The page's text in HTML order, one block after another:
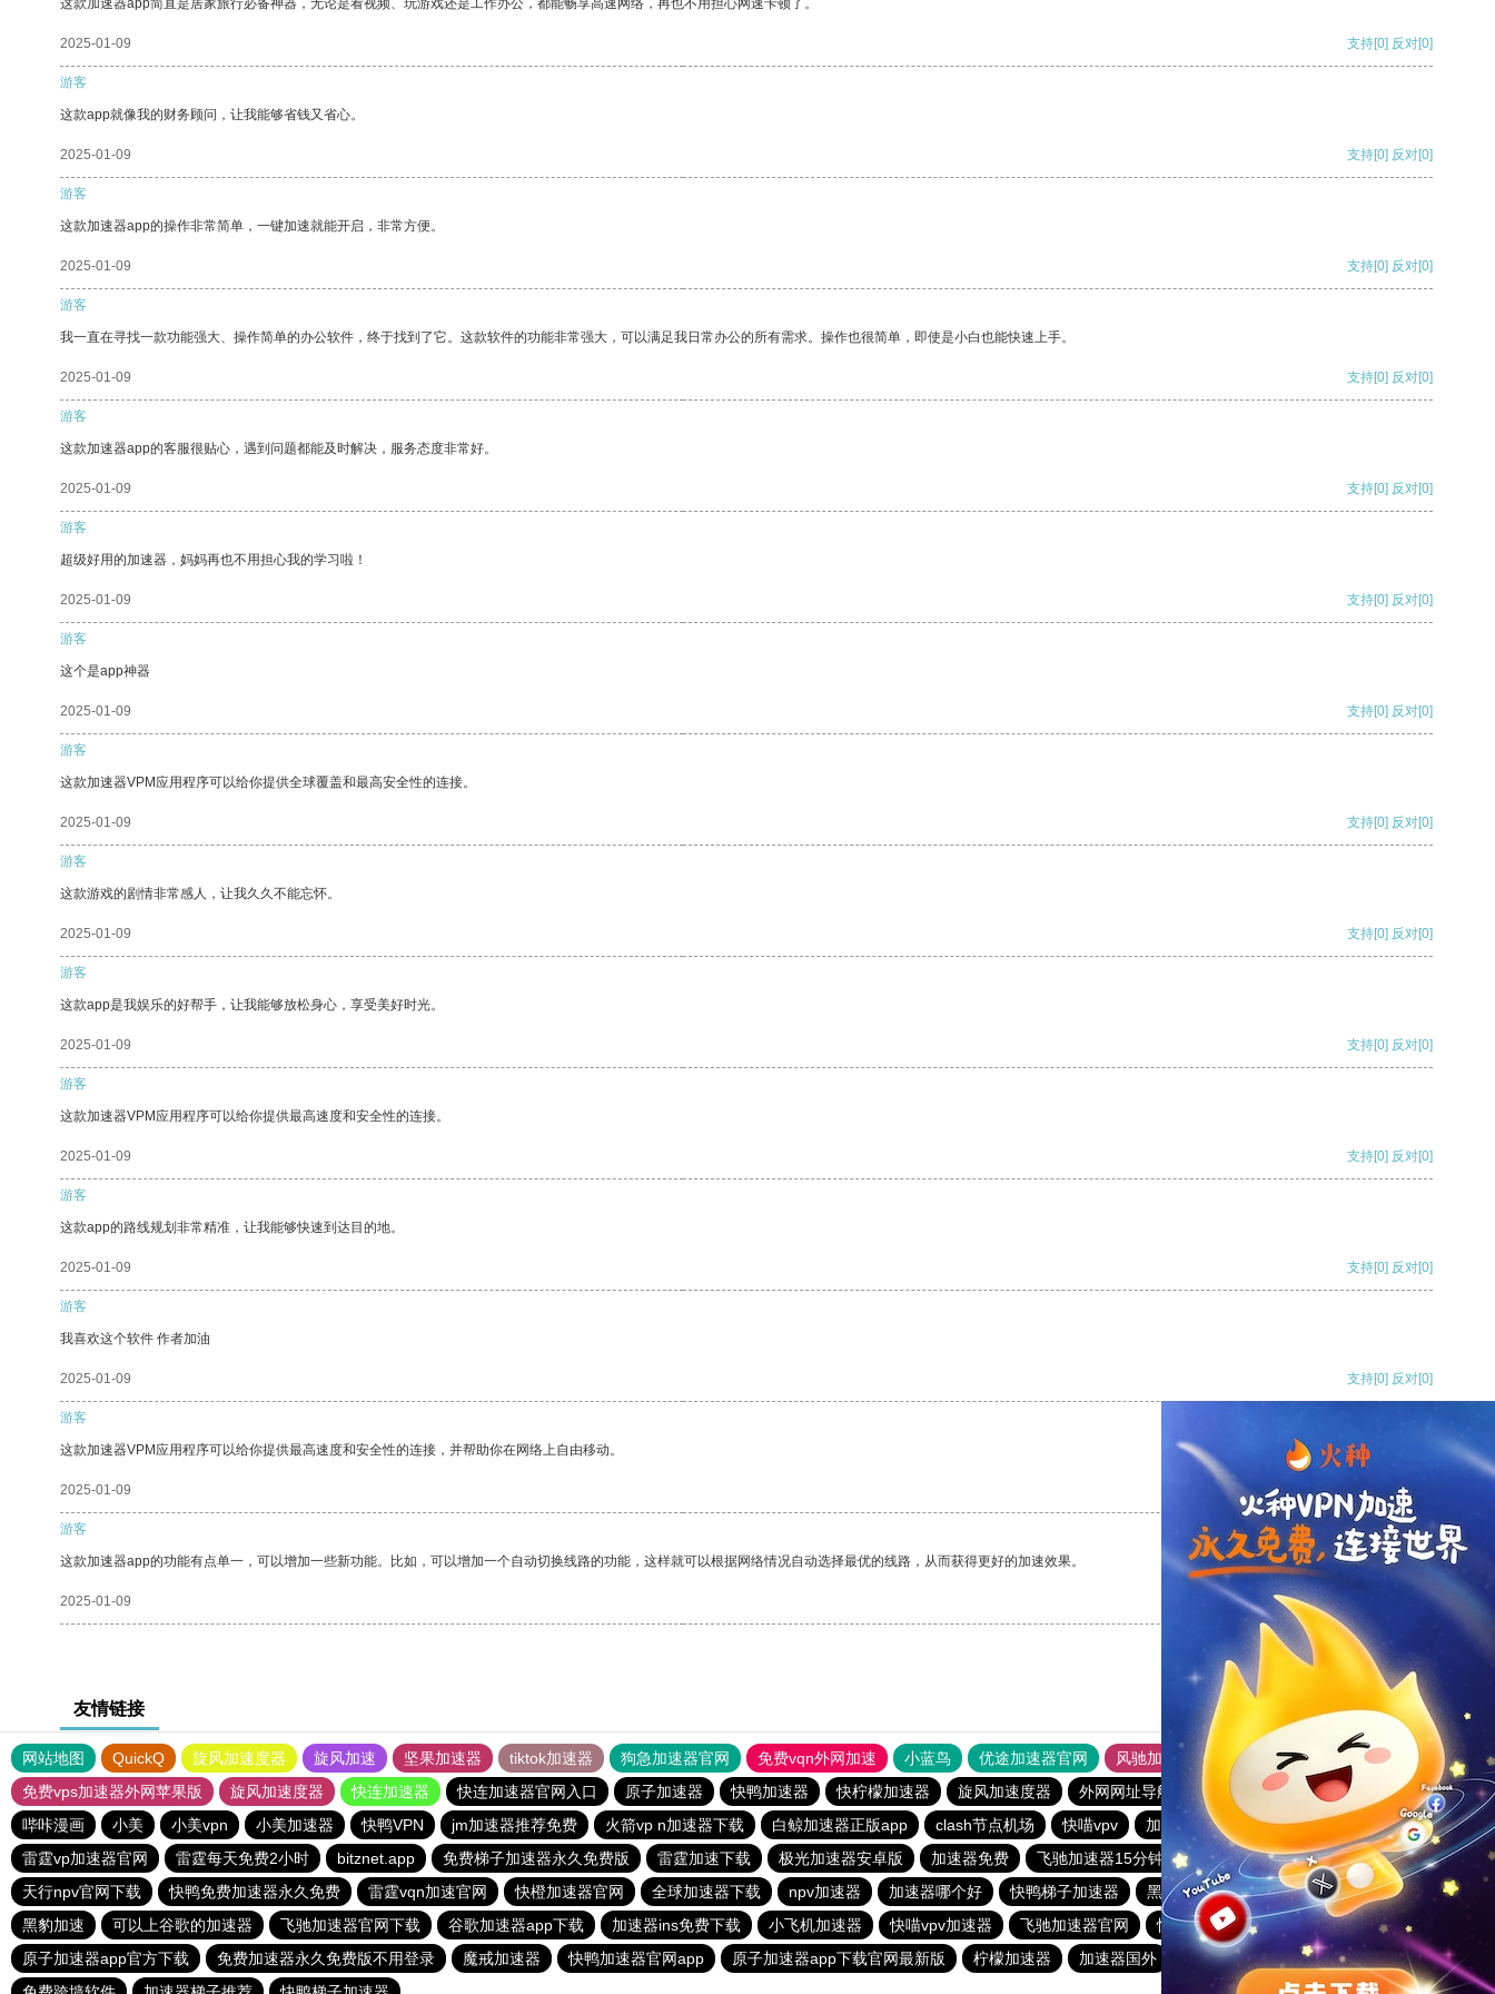
这款加速器app简直是居家旅行必备神器，无论是看视频、玩游戏还是工作办公，都能畅享高速网络，再也不用担心网速卡顿了。
2025-01-09 支持[0] 反对[0]
游客
这款app就像我的财务顾问，让我能够省钱又省心。
2025-01-09 支持[0] 反对[0]
游客
这款加速器app的操作非常简单，一键加速就能开启，非常方便。
2025-01-09 支持[0] 反对[0]
游客
我一直在寻找一款功能强大、操作简单的办公软件，终于找到了它。这款软件的功能非常强大，可以满足我日常办公的所有需求。操作也很简单，即使是小白也能快速上手。
2025-01-09 支持[0] 反对[0]
游客
这款加速器app的客服很贴心，遇到问题都能及时解决，服务态度非常好。
2025-01-09 支持[0] 反对[0]
游客
超级好用的加速器，妈妈再也不用担心我的学习啦！
2025-01-09 支持[0] 反对[0]
游客
这个是app神器
2025-01-09 支持[0] 反对[0]
游客
这款加速器VPM应用程序可以给你提供全球覆盖和最高安全性的连接。
2025-01-09 支持[0] 反对[0]
游客
这款游戏的剧情非常感人，让我久久不能忘怀。
2025-01-09 支持[0] 反对[0]
游客
这款app是我娱乐的好帮手，让我能够放松身心，享受美好时光。
2025-01-09 支持[0] 反对[0]
游客
这款加速器VPM应用程序可以给你提供最高速度和安全性的连接。
2025-01-09 支持[0] 反对[0]
游客
这款app的路线规划非常精准，让我能够快速到达目的地。
2025-01-09 支持[0] 反对[0]
游客
我喜欢这个软件 作者加油
2025-01-09 支持[0] 反对[0]
游客
这款加速器VPM应用程序可以给你提供最高速度和安全性的连接，并帮助你在网络上自由移动。
2025-01-09 支持 反对
游客
这款加速器app的功能有点单一，可以增加一些新功能。比如，可以增加一个自动切换线路的功能，这样就可以根据网络情况自动选择最优的线路，从而获得更好的加速效果。
2025-01-09 [0]
友情链接
网站地图 QuickQ 旋风加速度器 旋风加速 坚果加速器 tiktok加速器 狗急加速器官网 免费vqn外网加速 小蓝鸟 优途加速器官网 风驰加速器
旋风加速器
免费vps加速器外网苹果版
旋风加速度器 快连加速器 快连加速器官网入口 原子加速器 快鸭加速器 快柠檬加速器 旋风加速度器 外网网址导航 软件中心 雷霆加速
狂飙加速器
哔咔漫画
小美 小美vpn 小美加速器 快鸭VPN jm加速器推荐免费 火箭vp n加速器下载 白鲸加速器正版app clash节点机场 快喵vpv 加速器旋风
原子加速器
雷霆vp加速器官网
雷霆每天免费2小时 bitznet.app 免费梯子加速器永久免费版 雷霆加速下载 极光加速器安卓版 加速器免费 飞驰加速器15分钟试用 上ins用什么加速器
起飞vpppn
天行npv官网下载
快鸭免费加速器永久免费 雷霆vqn加速官网 快橙加速器官网 全球加速器下载 npv加速器 加速器哪个好 快鸭梯子加速器
黑洞加速器app官网下载免费3小时
黑豹加速
可以上谷歌的加速器 飞驰加速器官网下载 谷歌加速器app下载 加速器ins免费下载 小飞机加速器 快喵vpv加速器 飞驰加速器官网 快联加速器
每天免费加速器梯子
原子加速器app官方下载
免费加速器永久免费版不用登录 魔戒加速器 快鸭加速器官网app 原子加速器app下载官网最新版 柠檬加速器 加速器国外 快鸭加速器
快鸭免费加速器永久免费